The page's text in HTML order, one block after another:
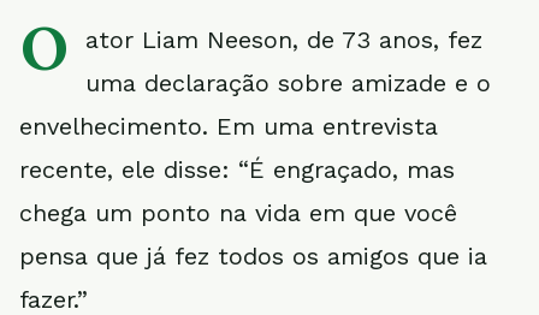
O
ator Liam Neeson, de 73 anos, fez
uma declaração sobre amizade e o
envelhecimento. Em uma entrevista
recente, ele disse: “É engraçado, mas
chega um ponto na vida em que você
pensa que já fez todos os amigos que ia
fazer.”